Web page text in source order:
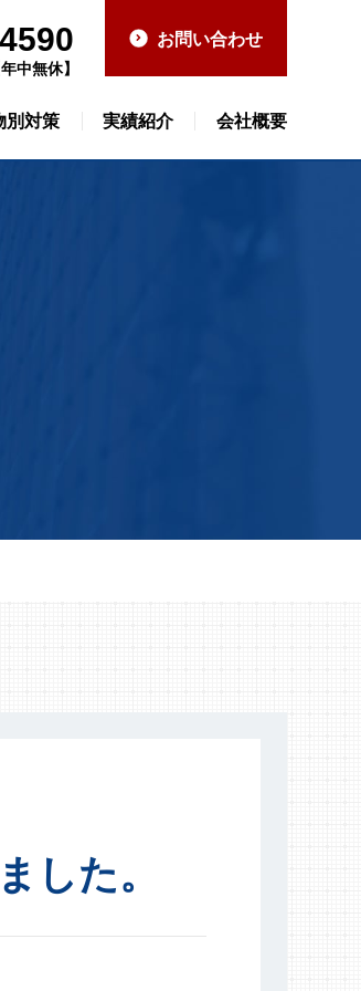
別対策 実績紹介 会社概要
中無休】
お問い合わせ
した。